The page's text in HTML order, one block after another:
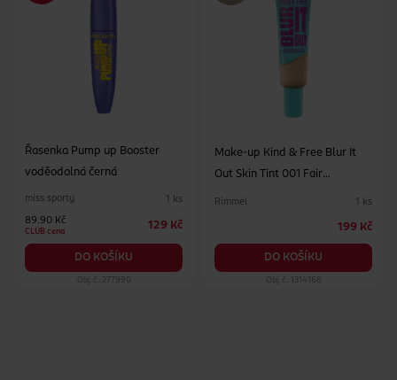
Řasenka Pump up Booster
voděodolná černá
miss sporty 1 ks
89.90 Kč
CLUB cena
129 Kč
DO KOŠÍKU
Obj. č.: 277990
Make-up Kind & Free Blur It
Out Skin Tint 001 Fair
Rimmel 1 ks
199 Kč
DO KOŠÍKU
Obj. č.: 1314168